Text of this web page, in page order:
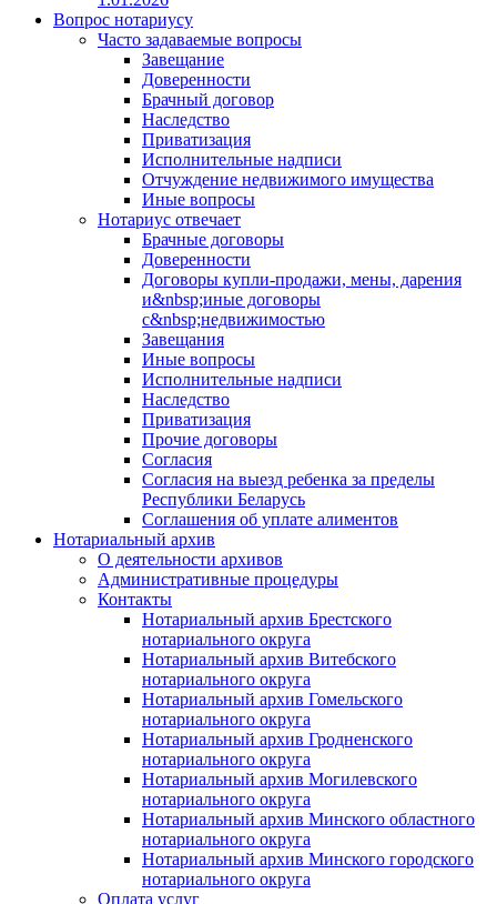
Вопрос нотариусу
Часто задаваемые вопросы
Завещание
Доверенности
Брачный договор
Наследство
Приватизация
Исполнительные надписи
Отчуждение недвижимого имущества
Иные вопросы
Нотариус отвечает
Брачные договоры
Доверенности
Договоры купли-продажи, мены, дарения
и&nbsp;иные договоры
с&nbsp;недвижимостью
Завещания
Иные вопросы
Исполнительные надписи
Наследство
Приватизация
Прочие договоры
Согласия
Согласия на выезд ребенка за пределы
Республики Беларусь
Соглашения об уплате алиментов
Нотариальный архив
О деятельности архивов
Административные процедуры
Контакты
Нотариальный архив Брестского
нотариального округа
Нотариальный архив Витебского
нотариального округа
Нотариальный архив Гомельского
нотариального округа
Нотариальный архив Гродненского
нотариального округа
Нотариальный архив Могилевского
нотариального округа
Нотариальный архив Минского областного
нотариального округа
Нотариальный архив Минского городского
нотариального округа
Оплата услуг